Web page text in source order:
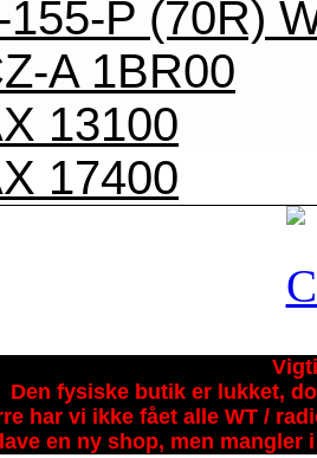
P (70R)
A 1BR00
13100
17400
Den fysiske butik er lukket,
har vi ikke fået alle WT /
en ny shop, men mangler